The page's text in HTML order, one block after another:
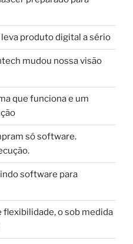
leva produto digital a sério
mudou nossa visão
que funciona e um
só software.
software para
flexibilidade, o sob medida